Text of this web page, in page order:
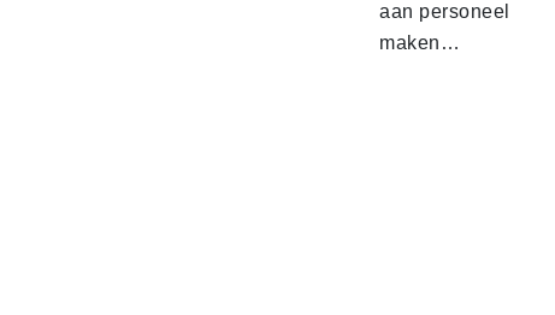
aan personeel
maken…